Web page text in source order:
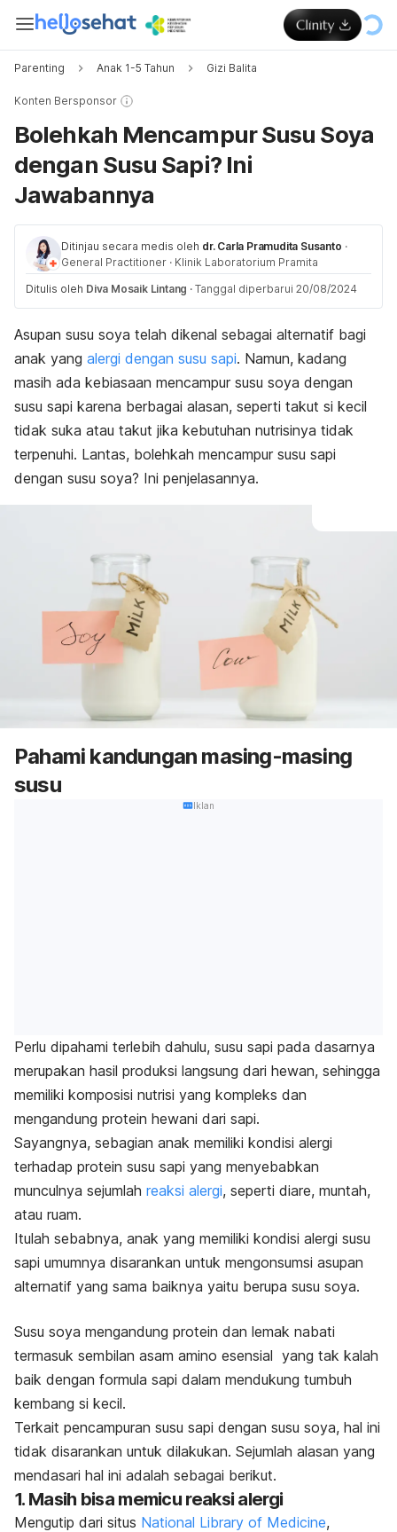
Parenting Anak 1-5 Tahun Gizi Balita
Konten Bersponsor
Bolehkah Mencampur Susu Soya
dengan Susu Sapi? Ini
Jawabannya
Ditinjau secara medis oleh dr. Carla Pramudita Susanto ·
General Practitioner · Klinik Laboratorium Pramita
Ditulis oleh Diva Mosaik Lintang · Tanggal diperbarui 20/08/2024
Asupan susu soya telah dikenal sebagai alternatif bagi
anak yang alergi dengan susu sapi. Namun, kadang
masih ada kebiasaan mencampur susu soya dengan
susu sapi karena berbagai alasan, seperti takut si kecil
tidak suka atau takut jika kebutuhan nutrisinya tidak
terpenuhi. Lantas, bolehkah mencampur susu sapi
dengan susu soya? Ini penjelasannya.
Pahami kandungan masing-masing
susu
Iklan
Perlu dipahami terlebih dahulu, susu sapi pada dasarnya
merupakan hasil produksi langsung dari hewan, sehingga
memiliki komposisi nutrisi yang kompleks dan
mengandung protein hewani dari sapi.
Sayangnya, sebagian anak memiliki kondisi alergi
terhadap protein susu sapi yang menyebabkan
munculnya sejumlah reaksi alergi, seperti diare, muntah,
atau ruam.
Itulah sebabnya, anak yang memiliki kondisi alergi susu
sapi umumnya disarankan untuk mengonsumsi asupan
alternatif yang sama baiknya yaitu berupa susu soya.
Susu soya mengandung protein dan lemak nabati
termasuk sembilan asam amino esensial yang tak kalah
baik dengan formula sapi dalam mendukung tumbuh
kembang si kecil.
Terkait pencampuran susu sapi dengan susu soya, hal ini
tidak disarankan untuk dilakukan. Sejumlah alasan yang
mendasari hal ini adalah sebagai berikut.
1. Masih bisa memicu reaksi alergi
Mengutip dari situs National Library of Medicine,